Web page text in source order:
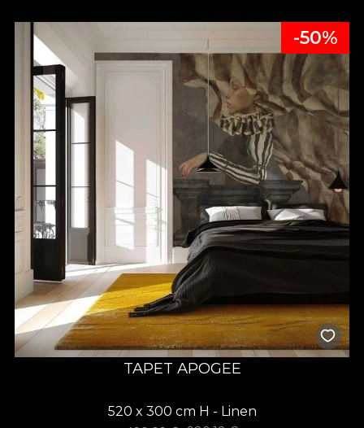
-50%
TAPET APOGEE
520 x 300 cm H - Linen